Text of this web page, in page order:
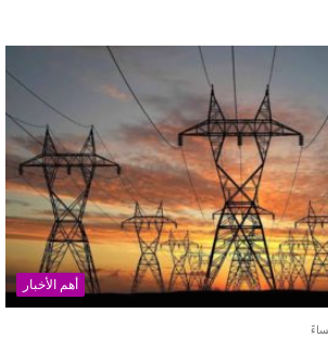
أهم الأخبار